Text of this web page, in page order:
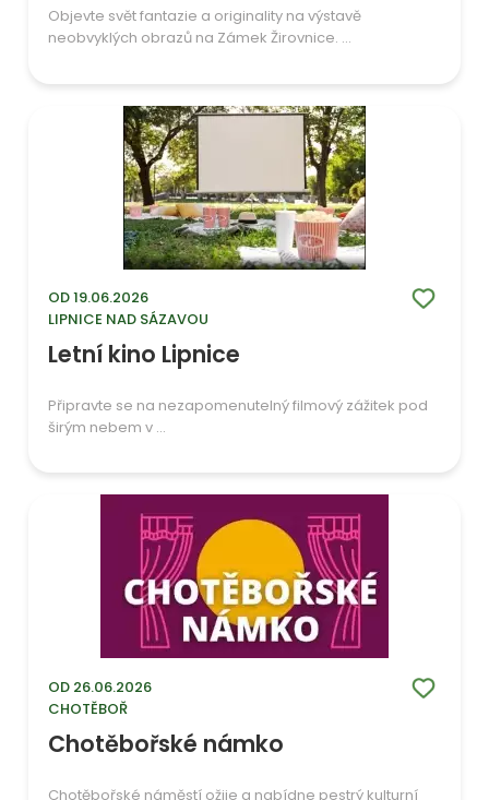
Objevte svět fantazie a originality na výstavě
neobvyklých obrazů na Zámek Žirovnice. ...
OD 19.06.2026
LIPNICE NAD SÁZAVOU
Letní kino Lipnice
Připravte se na nezapomenutelný filmový zážitek pod
širým nebem v ...
OD 26.06.2026
CHOTĚBOŘ
Chotěbořské námko
Chotěbořské náměstí ožije a nabídne pestrý kulturní